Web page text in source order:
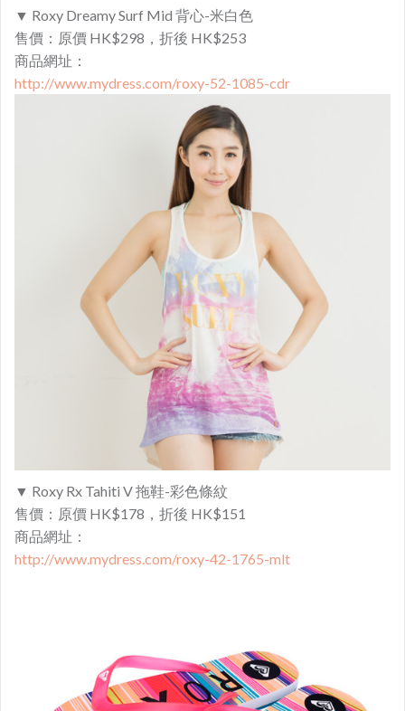
▼ Roxy Dreamy Surf Mid 背心-米白色
售價：原價 HK$298，折後 HK$253
商品網址：
http://www.mydress.com/roxy-52-1085-cdr
▼ Roxy Rx Tahiti V 拖鞋-彩色條紋
售價：原價 HK$178，折後 HK$151
商品網址：
http://www.mydress.com/roxy-42-1765-mlt